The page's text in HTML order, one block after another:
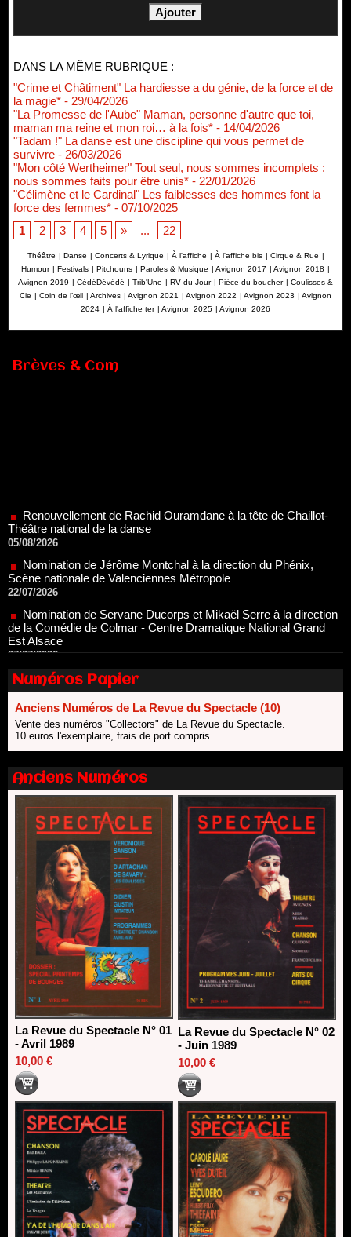
DANS LA MÊME RUBRIQUE :
"Crime et Châtiment" La hardiesse a du génie, de la force et de
la magie* - 29/04/2026
"La Promesse de l'Aube" Maman, personne d'autre que toi,
maman ma reine et mon roi… à la fois* - 14/04/2026
"Tadam !" La danse est une discipline qui vous permet de
survivre - 26/03/2026
"Mon côté Wertheimer" Tout seul, nous sommes incomplets :
nous sommes faits pour être unis* - 22/01/2026
"Célimène et le Cardinal" Les faiblesses des hommes font la
force des femmes* - 07/10/2025
1
2 3 4 5 » ... 22
Théâtre | Danse | Concerts & Lyrique | À l'affiche | À l'affiche bis | Cirque & Rue |
Humour | Festivals | Pitchouns | Paroles & Musique | Avignon 2017 | Avignon 2018 |
Avignon 2019 | CédéDévédé | Trib'Une | RV du Jour | Pièce du boucher | Coulisses &
Cie | Coin de l’œil | Archives | Avignon 2021 | Avignon 2022 | Avignon 2023 | Avignon
2024 | À l'affiche ter | Avignon 2025 | Avignon 2026
Brèves & Com
Nomination de Jérôme Montchal à la direction du Phénix,
Scène nationale de Valenciennes Métropole
22/07/2026
Nomination de Servane Ducorps et Mikaël Serre à la direction
de la Comédie de Colmar - Centre Dramatique National Grand
Est Alsace
07/07/2026
Thomas Jolly et Laëtitia Guédon nommés à la direction du
TNP
Fonds SACD Théâtre : les lauréats 2026
Dispositif ARTCENA Écrire pour le cirque, les lauréats 2026 !
20/06/2026
18/06/2026
Les 10 lauréats du Fonds Grandes Formes Théâtre 2026
SACD
13/06/2026
Nomination de Nathalie Garraud et Olivier Saccomano à la
direction du Théâtre de Gennevilliers - CDN
13/06/2026
Dispositif SACD Auteurs d'espaces : les lauréats 2026
18/03/2026
Numéros Papier
Anciens Numéros de La Revue du Spectacle (10)
Vente des numéros "Collectors" de La Revue du Spectacle.
10 euros l'exemplaire, frais de port compris.
Anciens Numéros
La Revue du Spectacle N° 01
- Avril 1989
10,00 €
La Revue du Spectacle N° 02
- Juin 1989
10,00 €